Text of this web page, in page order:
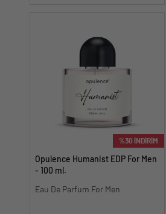
%30 İNDİRİM
Opulence Humanist EDP For Men
- 100 ml.
Eau De Parfum For Men